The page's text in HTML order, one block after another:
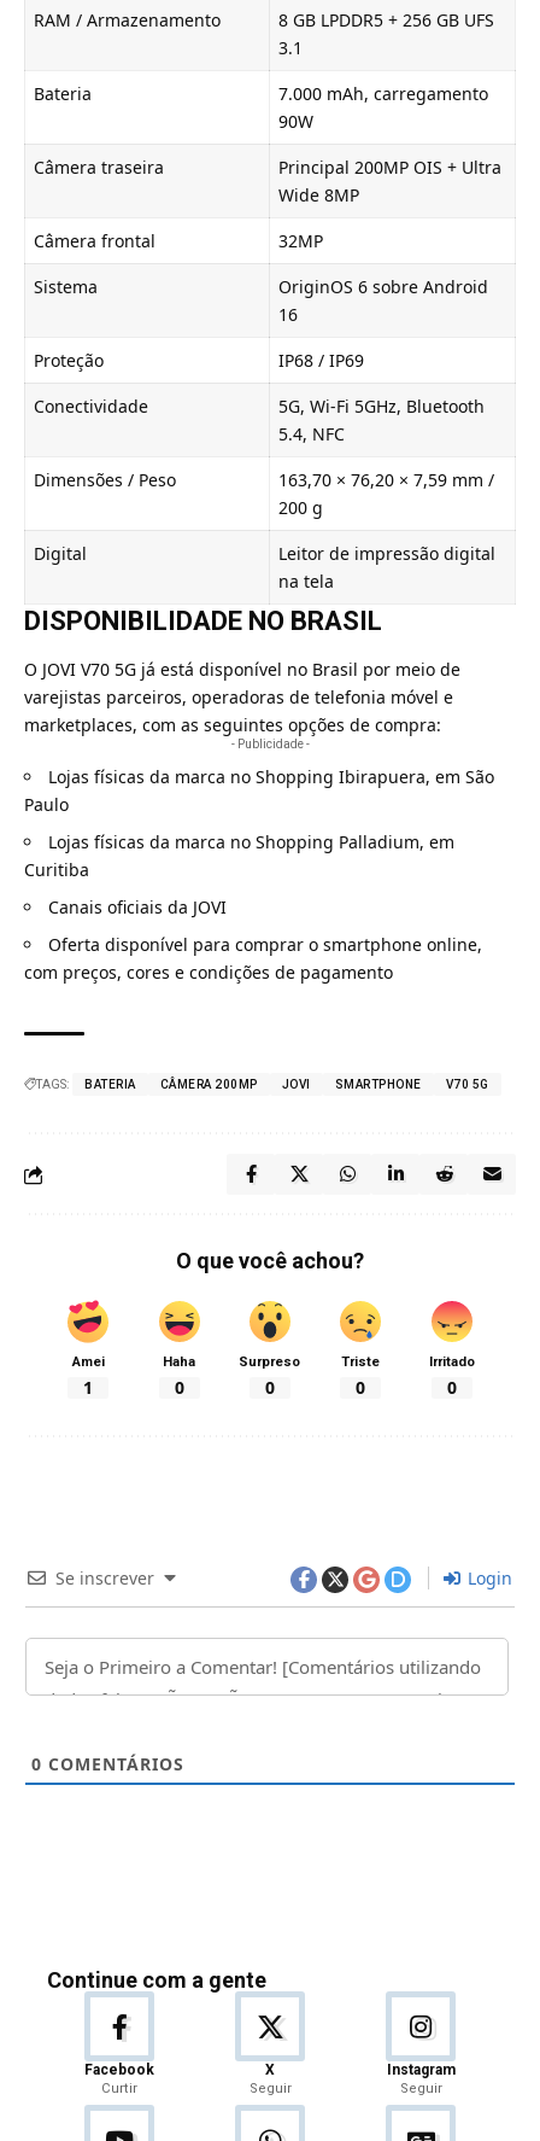
RAM / Armazenamento
8 GB LPDDR5 + 256 GB UFS
3.1
Bateria
7.000 mAh, carregamento
90W
Câmera traseira
Principal 200MP OIS + Ultra
Wide 8MP
Câmera frontal
32MP
Sistema
OriginOS 6 sobre Android
16
Proteção
IP68 / IP69
Conectividade
5G, Wi-Fi 5GHz, Bluetooth
5.4, NFC
Dimensões / Peso
163,70 × 76,20 × 7,59 mm /
200 g
Digital
Leitor de impressão digital
na tela
DISPONIBILIDADE NO BRASIL
O JOVI V70 5G já está disponível no Brasil por meio de
varejistas parceiros, operadoras de telefonia móvel e
marketplaces, com as seguintes opções de compra:
- Publicidade -
Lojas físicas da marca no Shopping Ibirapuera, em São
Paulo
Lojas físicas da marca no Shopping Palladium, em
Curitiba
Canais oficiais da JOVI
Oferta disponível para comprar o smartphone online,
com preços, cores e condições de pagamento
TAGS: BATERIA CÂMERA 200MP JOVI SMARTPHONE V70 5G
O que você achou?
Amei
1
Haha
0
Surpreso
0
Triste
0
Irritado
0
Se inscrever Login
0 COMENTÁRIOS
Continue com a gente
Facebook
Curtir
X
Seguir
Instagram
Seguir